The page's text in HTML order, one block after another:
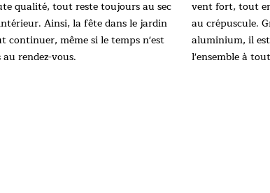
qualité, tout reste toujours au sec
Ainsi, la fête dans le jardin
continuer, même si le temps n'est
au rendez-vous.
vent fort, tout
au crépuscule.
aluminium, il
l'ensemble à